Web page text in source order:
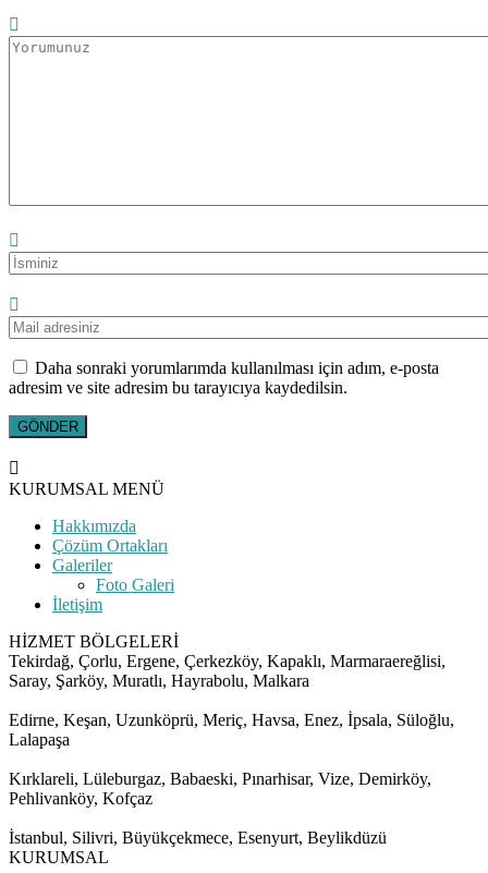
Daha sonraki yorumlarımda kullanılması için adım, e-posta
adresim ve site adresim bu tarayıcıya kaydedilsin.
KURUMSAL MENÜ
Hakkımızda
Çözüm Ortakları
Galeriler
Foto Galeri
İletişim
HİZMET BÖLGELERİ
Tekirdağ, Çorlu, Ergene, Çerkezköy, Kapaklı, Marmaraereğlisi,
Saray, Şarköy, Muratlı, Hayrabolu, Malkara
Edirne, Keşan, Uzunköprü, Meriç, Havsa, Enez, İpsala, Süloğlu,
Lalapaşa
Kırklareli, Lüleburgaz, Babaeski, Pınarhisar, Vize, Demirköy,
Pehlivanköy, Kofçaz
İstanbul, Silivri, Büyükçekmece, Esenyurt, Beylikdüzü
KURUMSAL